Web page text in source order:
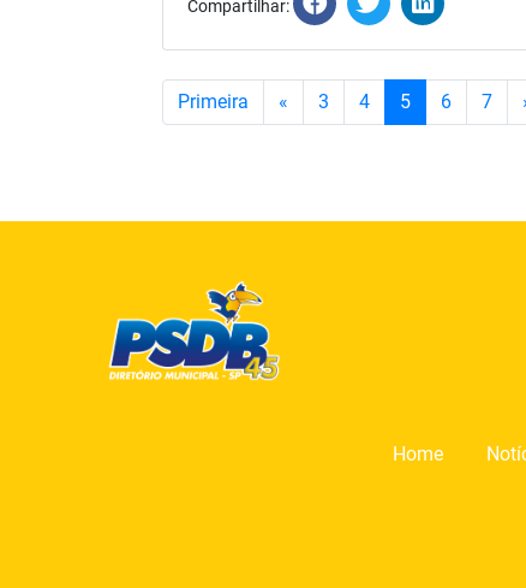
Compartilhar:
Primeira « 3 4 5 6 7
Home